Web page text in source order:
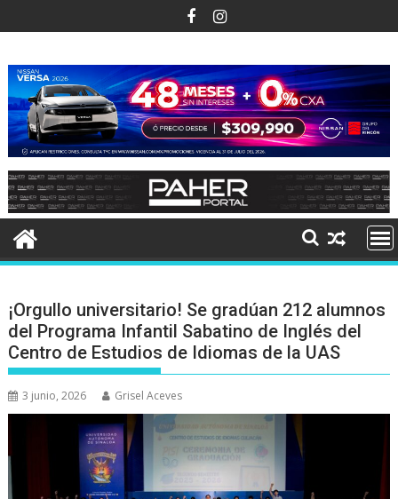
al
¡Orgullo universitario! Se gradúan 212 alumnos
del Programa Infantil Sabatino de Inglés del
Centro de Estudios de Idiomas de la UAS
3 junio, 2026 Grisel Aceves